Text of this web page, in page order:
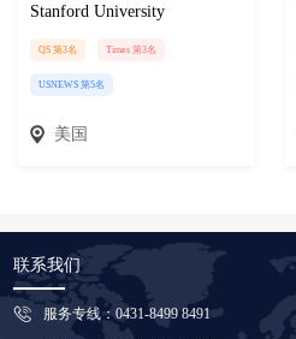
Stanford University
QS 第3名 Times 第3名
USNEWS 第5名
美国
联系我们
服务专线：0431-8499 8491